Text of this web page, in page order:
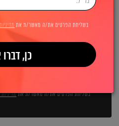
בשליחת הפרטים את/ה מאשר/ת את
בשליחת הפרטים את/ה מאשר/ת את
כן,